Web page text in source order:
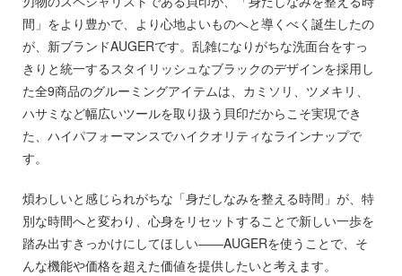
間」をより豊かで、より心地よいものへと導くべく誕生したの
が、新ブランドAUGERです。乱雑になりがちな洗面台をすっ
きりと統一するスタイリッシュなブラックのデザインを採用し
た全9商品のグルーミングアイテムは、カミソリ、ツメキリ、
ハサミなど幅広いツールを取り扱う貝印だからこそ実現でき
た、ハイパフォーマンスでハイクオリティなラインナップで
す。
煩わしいと感じられがちな「身だしなみを整える時間」が、特
別な時間へと変わり、心身をリセットすることで新しい一歩を
踏み出すきっかけにしてほしい――AUGERを使うことで、そ
んな機能や価格を超えた価値を提供したいと考えます。